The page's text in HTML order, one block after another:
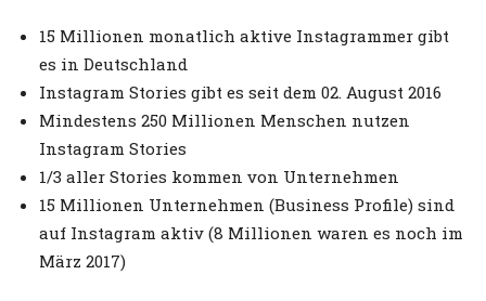
15 Millionen monatlich aktive Instagrammer gibt
es in Deutschland
Instagram Stories gibt es seit dem 02. August 2016
Mindestens 250 Millionen Menschen nutzen
Instagram Stories
1/3 aller Stories kommen von Unternehmen
15 Millionen Unternehmen (Business Profile) sind
auf Instagram aktiv (8 Millionen waren es noch im
März 2017)